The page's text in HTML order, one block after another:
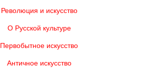
Революция и искусство
О Русской культуре
Первобытное искусство
Античное искусство